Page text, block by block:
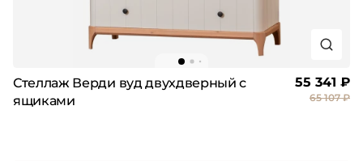
Стеллаж Верди вуд двухдверный с
ящиками
55 341 ₽
65 107 ₽